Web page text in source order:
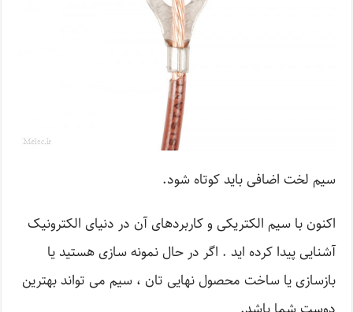
سیم لخت اضافی باید کوتاه شود.
اکنون با سیم الکتریکی و کاربردهای آن در دنیای الکترونیک
آشنایی پیدا کرده اید . اگر در حال نمونه سازی هستید یا
بازسازی یا ساخت محصول نهایی تان ، سیم می تواند بهترین